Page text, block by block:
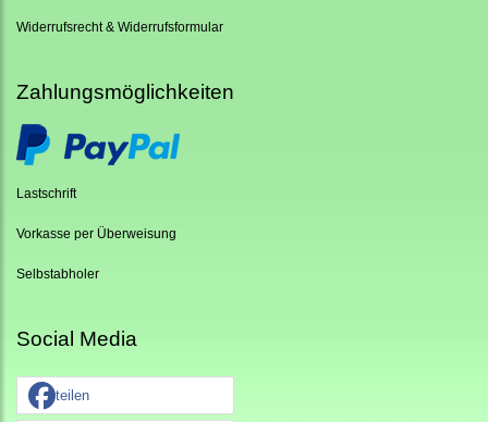
Widerrufsrecht & Widerrufsformular
Zahlungsmöglichkeiten
Lastschrift
Vorkasse per Überweisung
Selbstabholer
Social Media
teilen